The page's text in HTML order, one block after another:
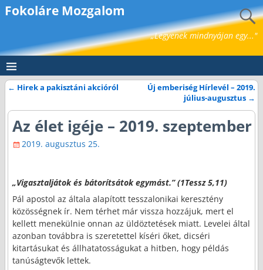
Fokoláre Mozgalom
„Legyenek mindnyájan egy..."
← Hirek a pakisztáni akcióról
Új emberiség Hírlevél – 2019.
július-augusztus →
Az élet igéje – 2019. szeptember
2019. augusztus 25.
„Vigasztaljátok és bátorítsátok egymást.” (1Tessz 5,11)
Pál apostol az általa alapított tesszalonikai keresztény
közösségnek ír. Nem térhet már vissza hozzájuk, mert el
kellett menekülnie onnan az üldöztetések miatt. Levelei által
azonban továbbra is szeretettel kíséri őket, dicséri
kitartásukat és állhatatosságukat a hitben, hogy példás
tanúságtevők lettek.